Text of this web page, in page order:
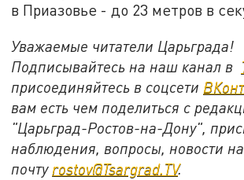
в Приазовье - до 23 метров в
Уважаемые читатели Царьграда!
Подписывайтесь на наш канал в
присоединяйтесь в соцсети
вам есть чем поделиться с
"Царьград-Ростов-на-Дону",
наблюдения, вопросы, новости
почту rostov@Tsargrad.ТV.